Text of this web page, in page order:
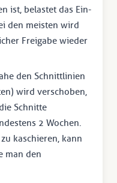
ist, belastet das Ein-
den meisten wird
Freigabe wieder
den Schnittlinien
wird verschoben,
Schnitte
2 Wochen.
kaschieren, kann
man den